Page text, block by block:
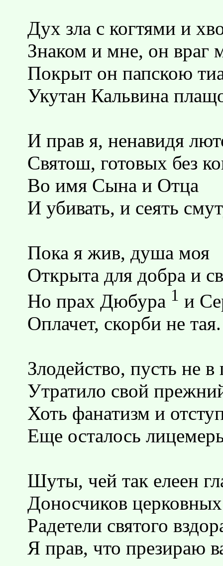
Дух зла с когтями и
Знаком и мне, он враг
Покрыт он папскою
Укутан Кальвина
И прав я, ненавидя
Святош, готовых без
Во имя Сына и Отца
И убивать, и сеять
Пока я жив, душа моя
Открыта для добра и
Но прах Дюбура 1 и
Оплачет, скорби не тая.
Злодейство, пусть не
Утратило свой
Хоть фанатизм и
Еще осталось
Шуты, чей так елеен
Доносчиков
Радетели святого
Я прав, что презираю